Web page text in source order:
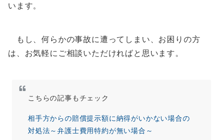
います。
もし、何らかの事故に遭ってしまい、お困りの方
は、お気軽にご相談いただければと思います。
こちらの記事もチェック
相手方からの賠償提示額に納得がいかない場合の
対処法～弁護士費用特約が無い場合～